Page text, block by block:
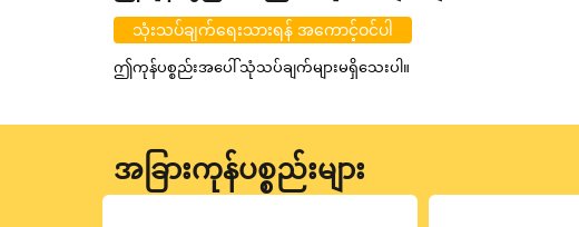
သုံးသပ်ချက်ရေးသားရန် အကောင့်ဝင်ပါ
ဤကုန်ပစ္စည်းအပေါ် သုံသပ်ချက်များမရှိသေးပါ။
အခြားကုန်ပစ္စည်းများ